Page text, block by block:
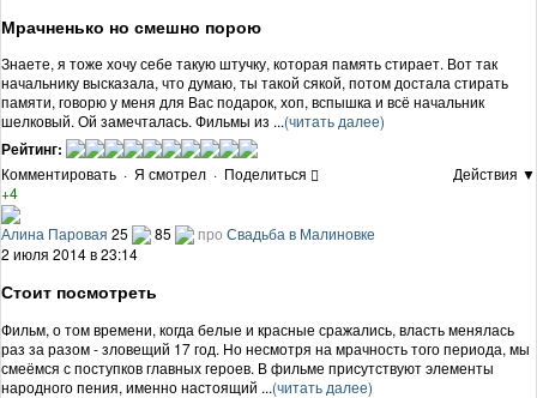
Мрачненько но смешно порою
Знаете, я тоже хочу себе такую штучку, которая память стирает. Вот так
начальнику высказала, что думаю, ты такой сякой, потом достала стирать
памяти, говорю у меня для Вас подарок, хоп, вспышка и всё начальник
шелковый. Ой замечталась. Фильмы из ...(читать далее)
Рейтинг:
Комментировать · Я смотрел · Поделиться
Действия ▼
+4
Алина Паровая 25 85 про Свадьба в Малиновке
2 июля 2014 в 23:14
Стоит посмотреть
Фильм, о том времени, когда белые и красные сражались, власть менялась
раз за разом - зловещий 17 год. Но несмотря на мрачность того периода, мы
смеёмся с поступков главных героев. В фильме присутствуют элементы
народного пения, именно настоящий ...(читать далее)